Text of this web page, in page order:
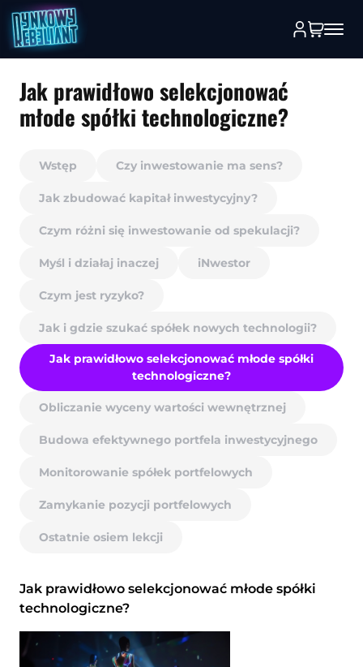
Jak prawidłowo selekcjonować
młode spółki technologiczne?
Wstęp Czy inwestowanie ma sens?
Jak zbudować kapitał inwestycyjny?
Czym różni się inwestowanie od spekulacji?
Myśl i działaj inaczej iNwestor
Czym jest ryzyko?
Jak i gdzie szukać spółek nowych technologii?
Jak prawidłowo selekcjonować młode spółki
technologiczne?
Obliczanie wyceny wartości wewnętrznej
Budowa efektywnego portfela inwestycyjnego
Monitorowanie spółek portfelowych
Zamykanie pozycji portfelowych
Ostatnie osiem lekcji
Jak prawidłowo selekcjonować młode spółki
technologiczne?